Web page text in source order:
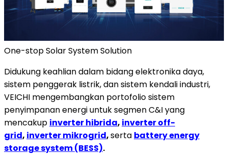
One-stop Solar System Solution
Didukung keahlian dalam bidang elektronika daya,
sistem penggerak listrik, dan sistem kendali industri,
VEICHI mengembangkan portofolio sistem
penyimpanan energi untuk segmen C&I yang
mencakup inverter hibrida, inverter off-
grid, inverter mikrogrid,serta battery energy
storage system (BESS).